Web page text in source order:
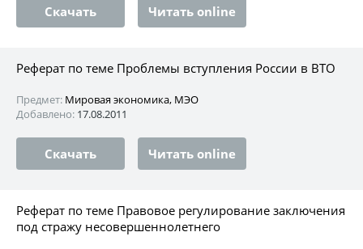
Скачать Читать online
Реферат по теме Проблемы вступления России в ВТО
Предмет: Мировая экономика, МЭО
Добавлено: 17.08.2011
Скачать Читать online
Реферат по теме Правовое регулирование заключения
под стражу несовершеннолетнего